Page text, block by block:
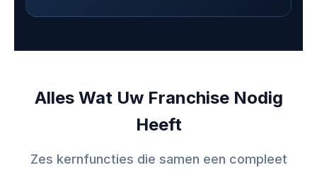
Alles Wat Uw Franchise Nodig
Heeft
Zes kernfuncties die samen een compleet